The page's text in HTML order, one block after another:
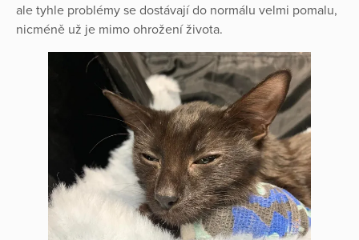
ale tyhle problémy se dostávají do normálu velmi pomalu,
nicméně už je mimo ohrožení života.